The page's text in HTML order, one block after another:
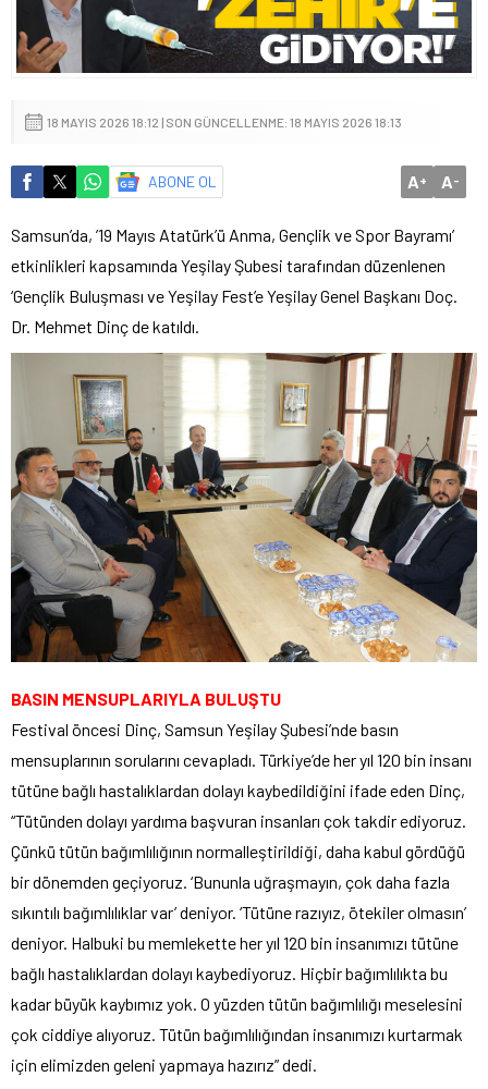
18 MAYIS 2026 18:12 | SON GÜNCELLENME: 18 MAYIS 2026 18:13
ABONE OL A+ A-
Samsun’da, ’19 Mayıs Atatürk’ü Anma, Gençlik ve Spor Bayramı’
etkinlikleri kapsamında Yeşilay Şubesi tarafından düzenlenen
‘Gençlik Buluşması ve Yeşilay Fest’e Yeşilay Genel Başkanı Doç.
Dr. Mehmet Dinç de katıldı.
BASIN MENSUPLARIYLA BULUŞTU
Festival öncesi Dinç, Samsun Yeşilay Şubesi’nde basın
mensuplarının sorularını cevapladı. Türkiye’de her yıl 120 bin insanı
tütüne bağlı hastalıklardan dolayı kaybedildiğini ifade eden Dinç,
“Tütünden dolayı yardıma başvuran insanları çok takdir ediyoruz.
Çünkü tütün bağımlılığının normalleştirildiği, daha kabul gördüğü
bir dönemden geçiyoruz. ‘Bununla uğraşmayın, çok daha fazla
sıkıntılı bağımlılıklar var’ deniyor. ‘Tütüne razıyız, ötekiler olmasın’
deniyor. Halbuki bu memlekette her yıl 120 bin insanımızı tütüne
bağlı hastalıklardan dolayı kaybediyoruz. Hiçbir bağımlılıkta bu
kadar büyük kaybımız yok. O yüzden tütün bağımlılığı meselesini
çok ciddiye alıyoruz. Tütün bağımlılığından insanımızı kurtarmak
için elimizden geleni yapmaya hazırız” dedi.